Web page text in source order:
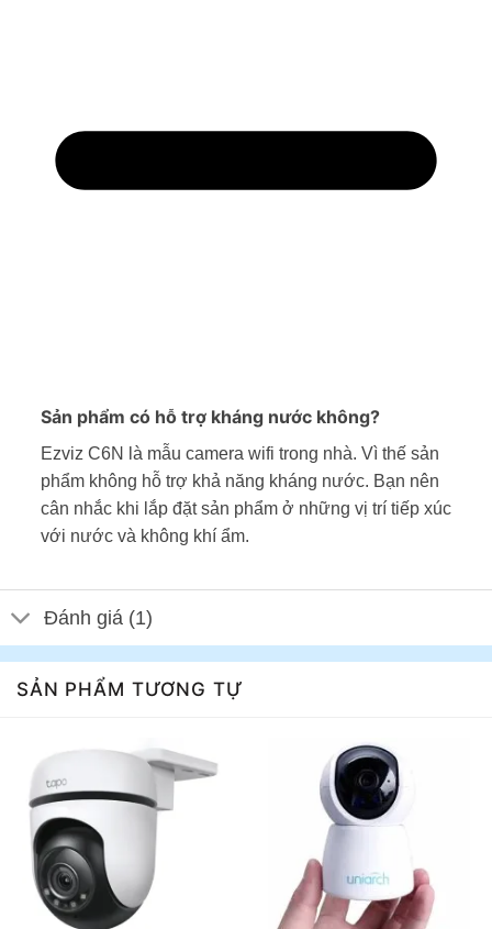
Sản phẩm có hỗ trợ kháng nước không?
Ezviz C6N là mẫu camera wifi trong nhà. Vì thế sản
phẩm không hỗ trợ khả năng kháng nước. Bạn nên
cân nhắc khi lắp đặt sản phẩm ở những vị trí tiếp xúc
với nước và không khí ẩm.
Đánh giá (1)
SẢN PHẨM TƯƠNG TỰ